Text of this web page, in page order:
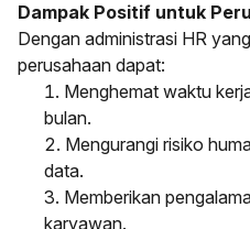
Dampak Positif untuk
Dengan administrasi HR
perusahaan dapat:
Menghemat waktu
bulan.
Mengurangi risiko
data.
Memberikan
karyawan.